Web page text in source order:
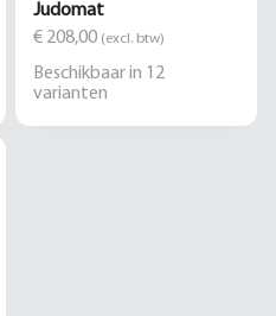
Judomat
€ 208,00 (excl. btw)
Beschikbaar in 12
varianten